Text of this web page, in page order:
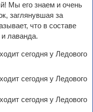
Мы его знаем и очень
заглянувшая за
что в составе
лаванда.